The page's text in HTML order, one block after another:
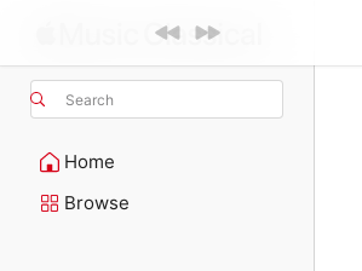
Search
Home
Browse